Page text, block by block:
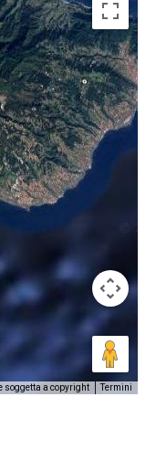
soggetta a copyright Termini